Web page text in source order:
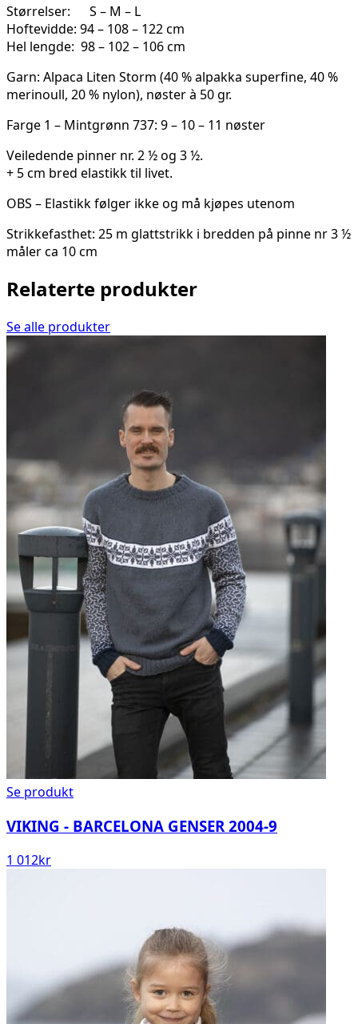
Størrelser: S – M – L
Hoftevidde: 94 – 108 – 122 cm
Hel lengde: 98 – 102 – 106 cm
Garn: Alpaca Liten Storm (40 % alpakka superfine, 40 %
merinoull, 20 % nylon), nøster à 50 gr.
Farge 1 – Mintgrønn 737: 9 – 10 – 11 nøster
Veiledende pinner nr. 2 ½ og 3 ½.
+ 5 cm bred elastikk til livet.
OBS – Elastikk følger ikke og må kjøpes utenom
Strikkefasthet: 25 m glattstrikk i bredden på pinne nr 3 ½
måler ca 10 cm
Relaterte produkter
Se alle produkter
Se produkt
VIKING - BARCELONA GENSER 2004-9
1 012kr